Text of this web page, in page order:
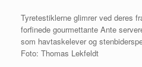
Tyretestiklerne glimrer ved deres
forfinede gourmettante Ante
som havtaskelever og
Foto: Thomas Lekfeldt